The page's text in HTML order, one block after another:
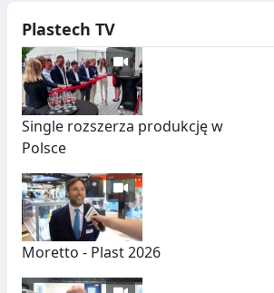
Z
T
U
C
N
Y
C
H
Ó
W
Plastech TV
Single rozszerza produkcję w
Polsce
Moretto - Plast 2026